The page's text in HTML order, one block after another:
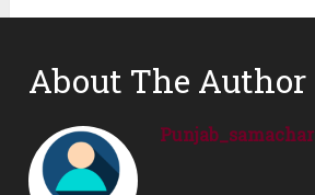
About The Author
Punjab_samachar